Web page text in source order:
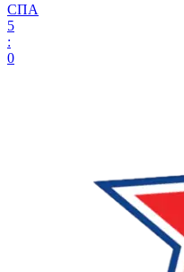
СПА
5
:
0